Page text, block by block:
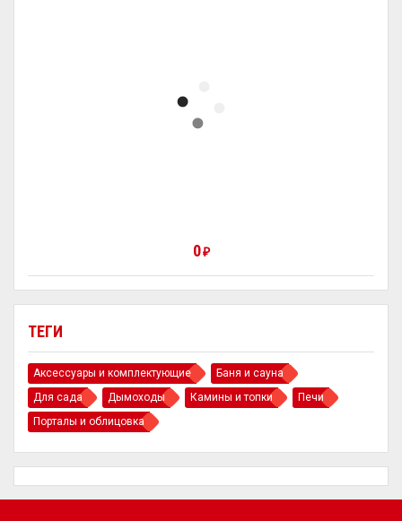
ТЕГИ
Аксессуары и комплектующие
Баня и сауна
Для сада
Дымоходы Камины и топки
Печи
Порталы и облицовка
0₽